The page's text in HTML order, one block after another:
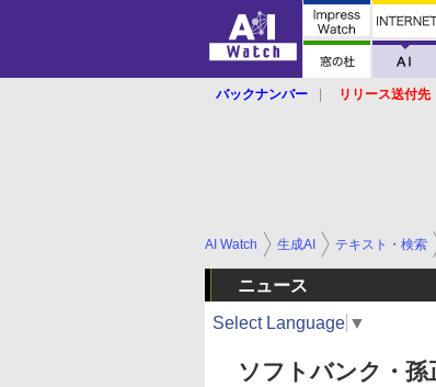
バックナンバー リリース送付先
AI Watch 生成AI テキスト・検索
ニュース
Select Language ▼
ソフトバンク・